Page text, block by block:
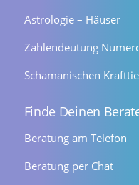
Astrologie – Häuser
Zahlendeutung
Schamanischen
Finde Deinen
Beratung am Telefon
Beratung per Chat